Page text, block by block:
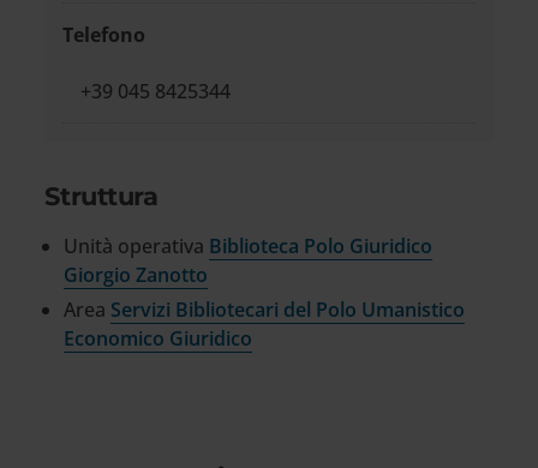
Telefono
+39 045 8425344
Struttura
Unità operativa Biblioteca Polo Giuridico
Giorgio Zanotto
Area Servizi Bibliotecari del Polo Umanistico
Economico Giuridico